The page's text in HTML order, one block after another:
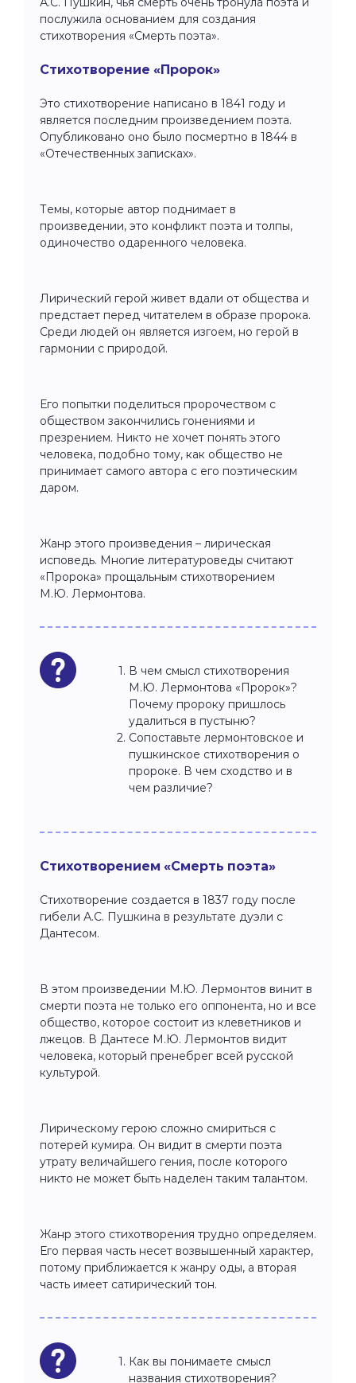
послужила основанием для создания
стихотворения «Смерть поэта».
Стихотворение «Пророк»
Это стихотворение написано в 1841 году и
является последним произведением поэта.
Опубликовано оно было посмертно в 1844 в
«Отечественных записках».
Темы, которые автор поднимает в
произведении, это конфликт поэта и толпы,
одиночество одаренного человека.
Лирический герой живет вдали от общества и
предстает перед читателем в образе пророка.
Среди людей он является изгоем, но герой в
гармонии с природой.
Его попытки поделиться пророчеством с
обществом закончились гонениями и
презрением. Никто не хочет понять этого
человека, подобно тому, как общество не
принимает самого автора с его поэтическим
даром.
Жанр этого произведения – лирическая
исповедь. Многие литературоведы считают
«Пророка» прощальным стихотворением
М.Ю. Лермонтова.
В чем смысл стихотворения
М.Ю. Лермонтова «Пророк»?
Почему пророку пришлось
удалиться в пустыню?
Сопоставьте лермонтовское и
пушкинское стихотворения о
пророке. В чем сходство и в
чем различие?
Стихотворением «Смерть поэта»
Стихотворение создается в 1837 году после
гибели А.С. Пушкина в результате дуэли с
Дантесом.
В этом произведении М.Ю. Лермонтов винит в
смерти поэта не только его оппонента, но и все
общество, которое состоит из клеветников и
лжецов. В Дантесе М.Ю. Лермонтов видит
человека, который пренебрег всей русской
культурой.
Лирическому герою сложно смириться с
потерей кумира. Он видит в смерти поэта
утрату величайшего гения, после которого
никто не может быть наделен таким талантом.
Жанр этого стихотворения трудно определяем.
Его первая часть несет возвышенный характер,
потому приближается к жанру оды, а вторая
часть имеет сатирический тон.
Как вы понимаете смысл
названия стихотворения?